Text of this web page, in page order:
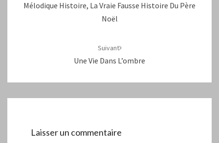
Mélodique Histoire, La Vraie Fausse Histoire Du Père
Noël
Suivant
Une Vie Dans L’ombre
Laisser un commentaire